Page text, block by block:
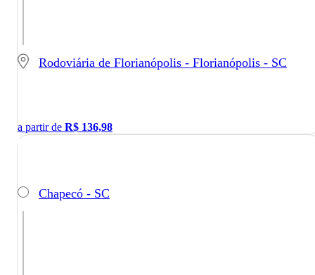
Rodoviária de Florianópolis - Florianópolis - SC
a partir de R$ 136,98
Chapecó - SC